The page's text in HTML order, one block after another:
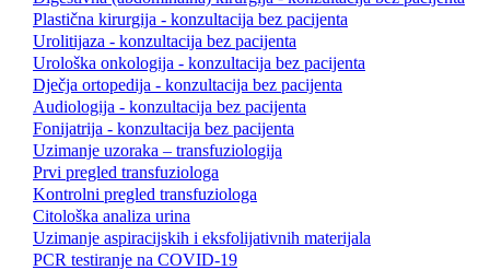
Plastična kirurgija - konzultacija bez pacijenta
Urolitijaza - konzultacija bez pacijenta
Urološka onkologija - konzultacija bez pacijenta
Dječja ortopedija - konzultacija bez pacijenta
Audiologija - konzultacija bez pacijenta
Fonijatrija - konzultacija bez pacijenta
Uzimanje uzoraka – transfuziologija
Prvi pregled transfuziologa
Kontrolni pregled transfuziologa
Citološka analiza urina
Uzimanje aspiracijskih i eksfolijativnih materijala
PCR testiranje na COVID-19